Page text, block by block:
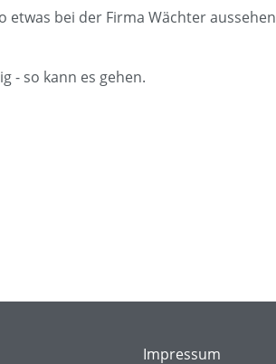
bei der Firma Wächter aussehen
- so kann es gehen.
Impressum